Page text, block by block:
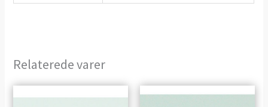
Relaterede varer